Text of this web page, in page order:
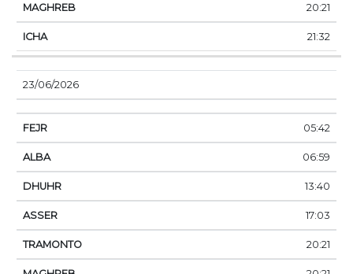
20:21
21:32
23/06/2026
05:42
06:59
13:40
17:03
20:21